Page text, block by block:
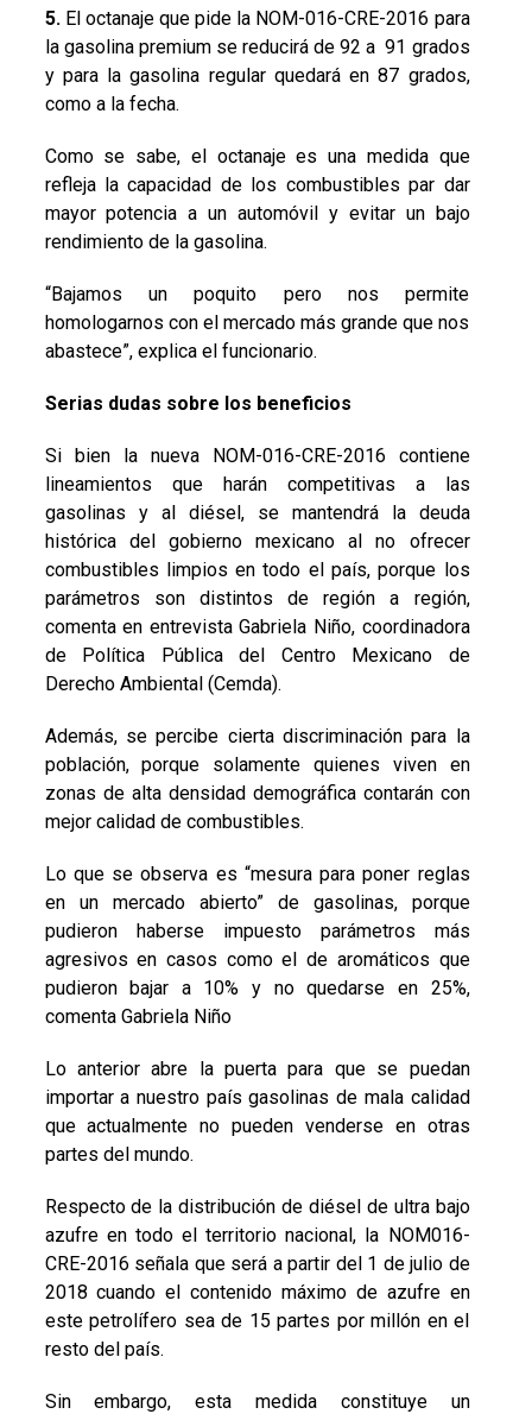
5. El octanaje que pide la NOM-016-CRE-2016 para
la gasolina premium se reducirá de 92 a 91 grados
y para la gasolina regular quedará en 87 grados,
como a la fecha.
Como se sabe, el octanaje es una medida que
refleja la capacidad de los combustibles par dar
mayor potencia a un automóvil y evitar un bajo
rendimiento de la gasolina.
“Bajamos un poquito pero nos permite
homologarnos con el mercado más grande que nos
abastece”, explica el funcionario.
Serias dudas sobre los beneficios
Si bien la nueva NOM-016-CRE-2016 contiene
lineamientos que harán competitivas a las
gasolinas y al diésel, se mantendrá la deuda
histórica del gobierno mexicano al no ofrecer
combustibles limpios en todo el país, porque los
parámetros son distintos de región a región,
comenta en entrevista Gabriela Niño, coordinadora
de Política Pública del Centro Mexicano de
Derecho Ambiental (Cemda).
Además, se percibe cierta discriminación para la
población, porque solamente quienes viven en
zonas de alta densidad demográfica contarán con
mejor calidad de combustibles.
Lo que se observa es “mesura para poner reglas
en un mercado abierto” de gasolinas, porque
pudieron haberse impuesto parámetros más
agresivos en casos como el de aromáticos que
pudieron bajar a 10% y no quedarse en 25%,
comenta Gabriela Niño
Lo anterior abre la puerta para que se puedan
importar a nuestro país gasolinas de mala calidad
que actualmente no pueden venderse en otras
partes del mundo.
Respecto de la distribución de diésel de ultra bajo
azufre en todo el territorio nacional, la NOM016-
CRE-2016 señala que será a partir del 1 de julio de
2018 cuando el contenido máximo de azufre en
este petrolífero sea de 15 partes por millón en el
resto del país.
Sin embargo, esta medida constituye un